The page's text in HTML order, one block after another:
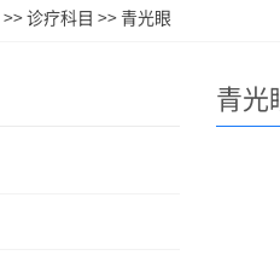
>>诊疗科目 >>青光眼
青光